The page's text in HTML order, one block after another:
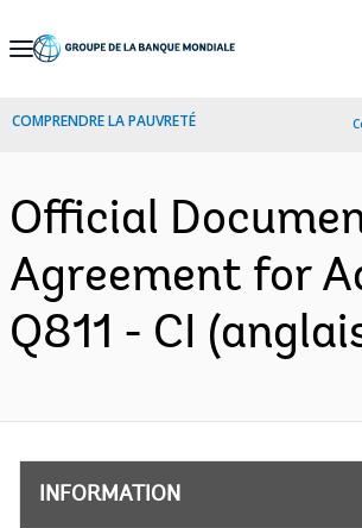
Skip
Navigation
COMPRENDRE LA PAUVRETÉ
Official
Agreement for
Q811 - CI
INFORMATION